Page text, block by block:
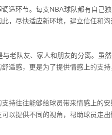
适环节。每支NBA球队都有自
，尽快适应新环境，建立信任和
老队友、家人和朋友的分离。
适感，更是为了提供情感上的支持
持往往能够给球员带来情感上的
以提供不同的视角，帮助球员走出